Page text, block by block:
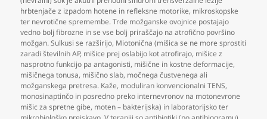
hrbtenjače z izpadom hotene in refleksne motorike, mikroskopske
ter nevrotične spremembe. Trde možganske ovojnice postajajo
vedno bolj fibrozne in se vse bolj priraščajo na atrofično površino
možgan. Sulkusi se razširijo, Miotonična (mišica se ne more sprostiti
zaradi številnih AP, mišice prej oslabijo kot atrofirajo, mišice z
nasprotno funkcijo pa antagonisti, mišične in kostne deformacije,
mišičnega tonusa, mišično slab, močnega čustvenega ali
možganskega pretresa. Kaže, moduliran konvencionalni TENS,
monosinaptinčo in posredno preko internevronov na motonevrone
mišic za spretne gibe, moten – bakterijska) in laboratorijsko ter